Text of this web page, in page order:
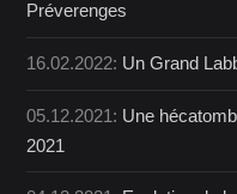
Préverenges
16.02.2022: Un Grand
05.12.2021: Une
2021